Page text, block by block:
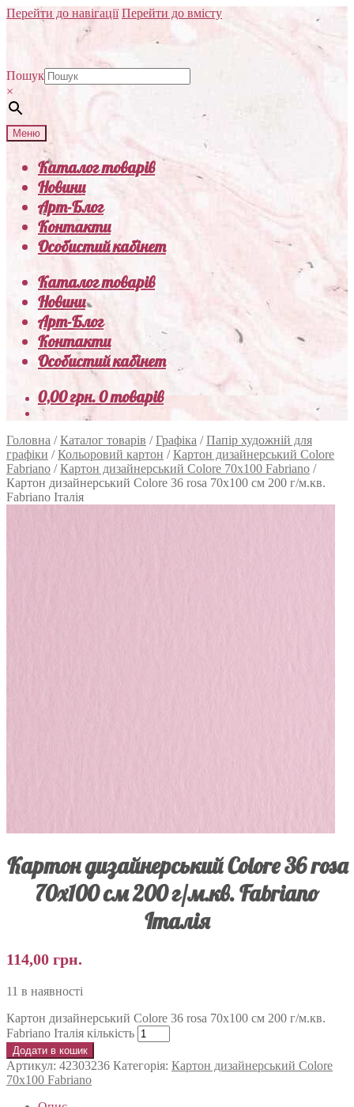
Перейти до навігації Перейти до вмісту
Пошук
×
Меню
Каталог товарів
Новини
Арт-Блог
Контакти
Особистий кабінет
Каталог товарів
Новини
Арт-Блог
Контакти
Особистий кабінет
0,00грн.0 товарів
Головна /Каталог товарів /Графіка /Папір художній для
графіки /Кольоровий картон /Картон дизайнерський Colore
Fabriano /Картон дизайнерський Colore 70х100 Fabriano /
Картон дизайнерський Colore 36 rosa 70х100 см 200 г/м.кв.
Fabriano Італія
Картон дизайнерський Colore 36 rosa
70х100 см 200 г/м.кв. Fabriano
Італія
114,00 грн.
11 в наявності
Картон дизайнерський Colore 36 rosa 70х100 см 200 г/м.кв.
Fabriano Італія кількість
Додати в кошик
Артикул: 42303236 Категорія: Картон дизайнерський Colore
70х100 Fabriano